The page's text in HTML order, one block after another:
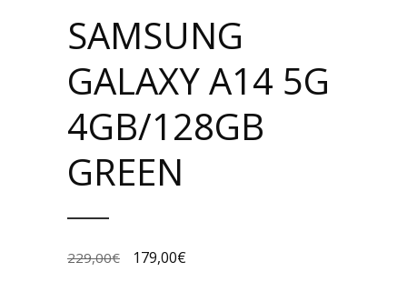
SAMSUNG
GALAXY A14 5G
4GB/128GB
GREEN
229,00€ 179,00€